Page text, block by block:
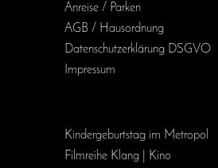
Anreise / Parken
AGB / Haus­ordnung
Daten­schutz­erklärung DSGVO
Impressum
Kinder­geburts­tag im Metropol
Filmreihe Klang | Kino